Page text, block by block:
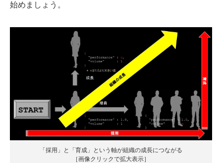
始めましょう。
「採用」と「育成」という軸が組織の成長につながる
［画像クリックで拡大表示］